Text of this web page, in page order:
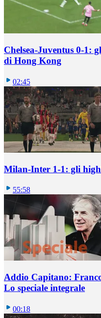
Chelsea-Juventus 0-1:
di Hong Kong
02:45
Milan-Inter 1-1: gli
55:58
Addio Capitano:
Lo speciale integrale
00:18